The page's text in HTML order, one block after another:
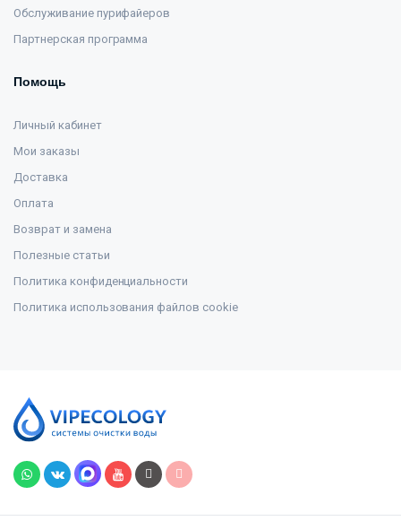
Обслуживание пурифайеров
Партнерская программа
Помощь
Личный кабинет
Мои заказы
Доставка
Оплата
Возврат и замена
Полезные статьи
Политика конфиденциальности
Политика использования файлов cookie